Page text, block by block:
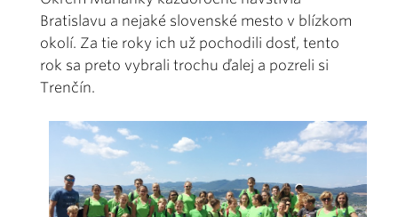
Bratislavu a nejaké slovenské mesto v blízkom
okolí. Za tie roky ich už pochodili dosť, tento
rok sa preto vybrali trochu ďalej a pozreli si
Trenčín.